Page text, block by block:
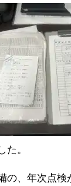
た。
の、年次点